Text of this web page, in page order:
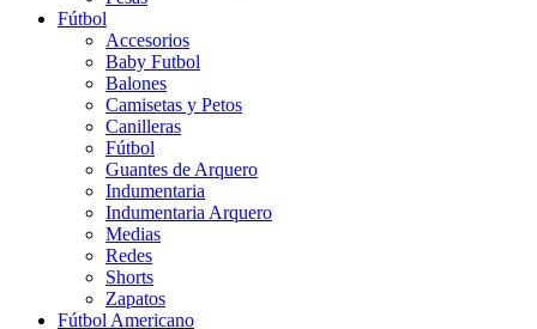
Fútbol
Accesorios
Baby Futbol
Balones
Camisetas y Petos
Canilleras
Fútbol
Guantes de Arquero
Indumentaria
Indumentaria Arquero
Medias
Redes
Shorts
Zapatos
Fútbol Americano